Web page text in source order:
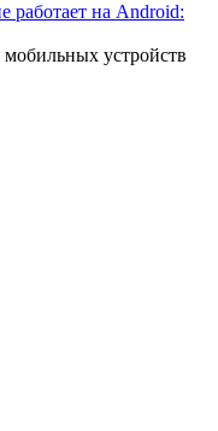
работает на Android:
устройств